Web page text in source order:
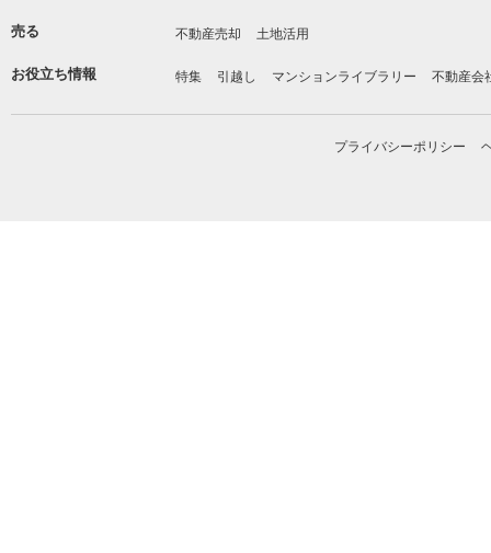
売る 不動産売却 土地活用
お役立ち情報 特集 引越し マンションライブラリー 不動産会
プライバシーポリシー